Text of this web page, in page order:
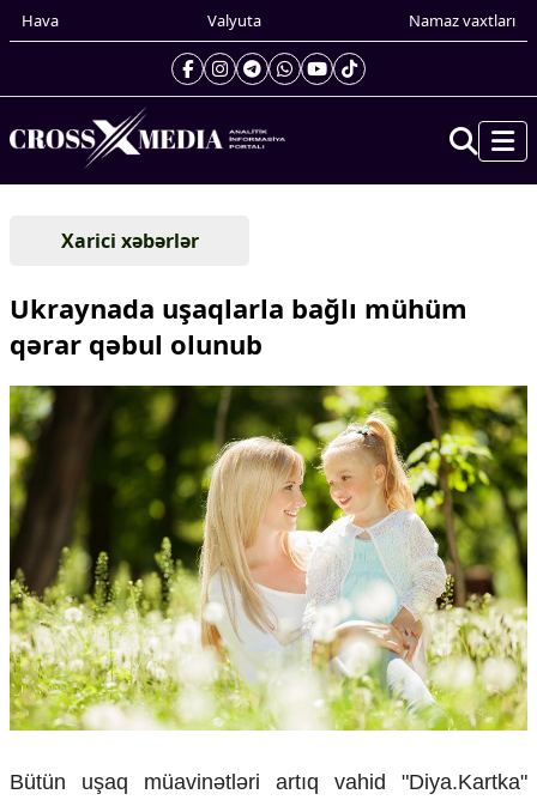
Hava Valyuta Namaz vaxtları
Gündəm
Xarici xəbərlər
Cənubi Qafqaz
Yaxın Şərq
Avropa
Amerika
Çarpaz baxış
Təhlil
Siyasi
Geosiyasi
İqtisadi
Sosioloji
Multimedia
Xarici xəbərlər
Ukraynada uşaqlarla bağlı mühüm
qərar qəbul olunub
Bütün uşaq müavinətləri artıq vahid "Diya.Kartka"